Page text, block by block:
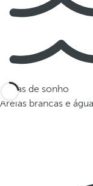
Praias de sonho
Areias brancas e